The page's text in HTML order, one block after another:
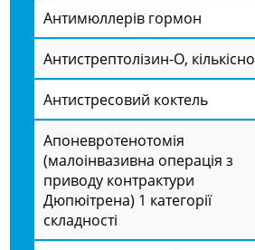
Антимюллерів гормон
Антистрептолізин-О, кількісно
Антистресовий коктель
Апоневротенотомія
(малоінвазивна операція з
приводу контрактури
Дюпюітрена) 1 категорії
складності